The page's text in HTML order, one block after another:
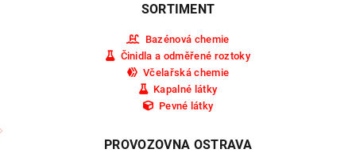
SORTIMENT
Bazénová chemie
Činidla a odměřené roztoky
Včelařská chemie
Kapalné látky
Pevné látky
PROVOZOVNA OSTRAVA